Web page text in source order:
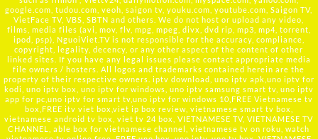
google.com, tudou.com, veoh, saigon tv, youku.com, youtube.com, Saigon TV,
VietFace TV, VBS, SBTN and others. We do not host or upload any video,
films, media files (avi, mov, flv, mpg, mpeg, divx, dvd rip, mp3, mp4, torrent,
ipod, psp), NguoiViet.TV is not responsible for the accuracy, compliance,
copyright, legality, decency, or any other aspect of the content of other
linked sites. If you have any legal issues please contact appropriate media
file owners / hosters. All logos and trademarks contained herein are the
property of their respective owners. iptv download, uno iptv apk,uno iptv for
kodi, uno iptv box, uno iptv for windows, uno iptv samsung smart tv, uno iptv
app for pc,uno iptv for smart tv,uno iptv for windows 10,FREE Vietnamese tv
box,FREE itv viet box,viet ip box review, vietnamese smart tv box,
vietnamese android tv box, viet tv 24 box, VIETNAMESE TV, VIETNAMESE TV
CHANNEL, able box for vietnamese channel, vietnamese tv on roku, watch